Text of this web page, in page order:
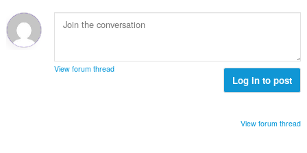
View forum thread
Log in to post
View forum thread